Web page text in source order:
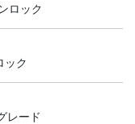
ロック
ック
レード